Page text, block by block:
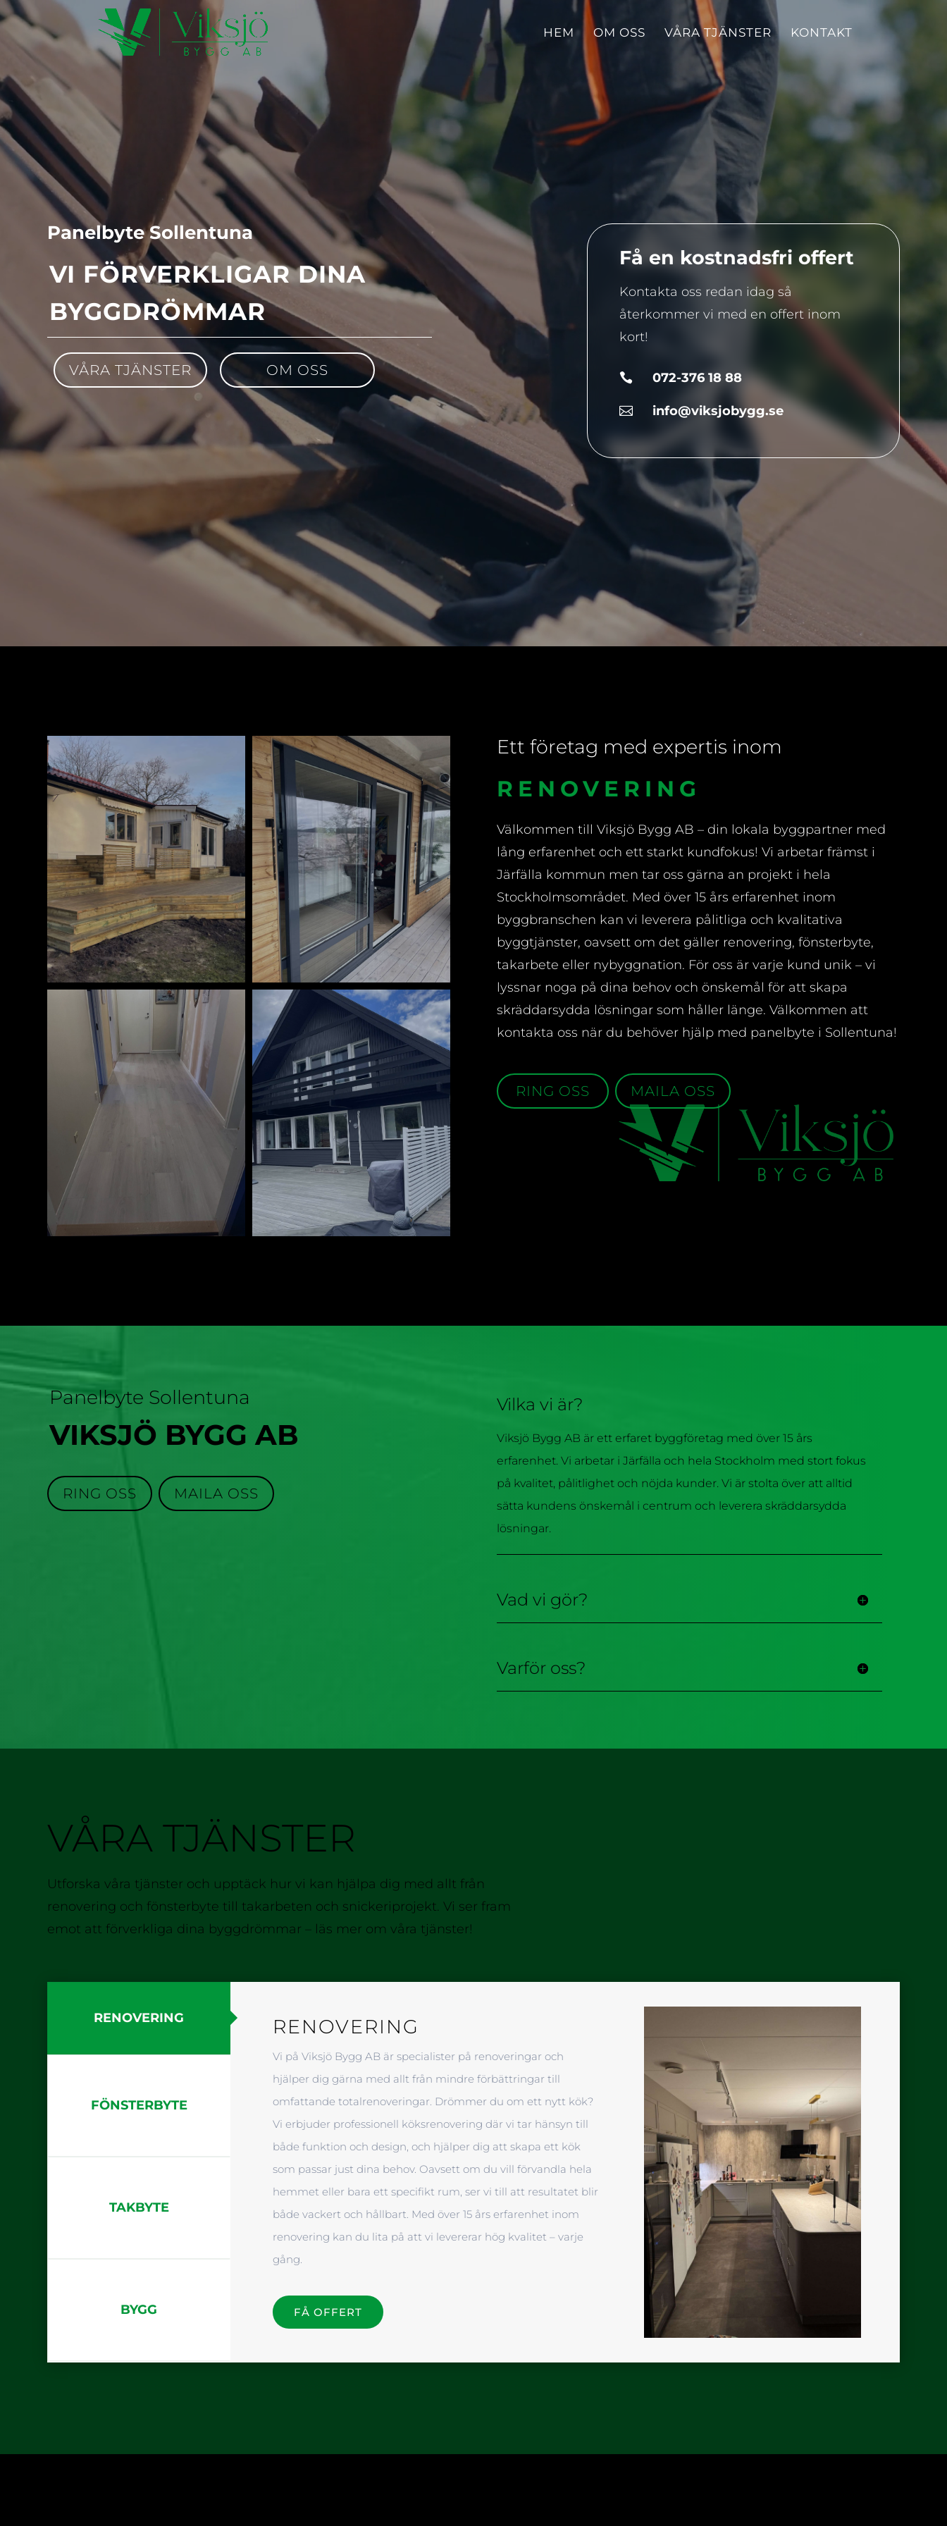
HEM OM OSS VÅRA TJÄNSTER KONTAKT
Videospelare
Panelbyte Sollentuna
VI FÖRVERKLIGAR DINA
BYGGDRÖMMAR
VÅRA TJÄNSTER OM OSS
Få en kostnadsfri offert
Kontakta oss redan idag så
återkommer vi med en offert inom
kort!
 072-376 18 88
 info@viksjobygg.se
Ett företag med expertis inom
FÖNSTERBYTE
Välkommen tillViksjö Bygg AB – din lokala byggpartner med
lång erfarenhet och ett starkt kundfokus! Vi arbetar främst i
Järfälla kommun men tar oss gärna an projekt i hela
Stockholmsområdet. Med över 15 års erfarenhet inom
byggbranschen kan vi leverera pålitliga och kvalitativa
byggtjänster, oavsett om det gäller renovering, fönsterbyte,
takarbete eller nybyggnation. För oss är varje kund unik – vi
lyssnar noga på dina behov och önskemål för att skapa
skräddarsydda lösningar som håller länge. Välkommen att
kontakta oss när du behöver hjälp med panelbyte i Sollentuna!
RING OSS MAILA OSS
Panelbyte Sollentuna
VIKSJÖ BYGG AB
RING OSS MAILA OSS
Vilka vi är?
Viksjö Bygg AB är ett erfaret byggföretag med över 15 års
erfarenhet. Vi arbetar i Järfälla och hela Stockholm med stort fokus
på kvalitet, pålitlighet och nöjda kunder. Vi är stolta över att alltid
sätta kundens önskemål i centrum och leverera skräddarsydda
lösningar.
Vad vi gör?
Varför oss?
VÅRA TJÄNSTER
Utforska våra tjänster och upptäck hur vi kan hjälpa dig med allt från
renovering och fönsterbyte till takarbeten och snickeriprojekt. Vi ser fram
emot att förverkliga dina byggdrömmar – läs mer om våra tjänster!
RENOVERING
FÖNSTERBYTE
TAKBYTE
BYGG
RENOVERING
Vi på Viksjö Bygg AB är specialister på renoveringar och
hjälper dig gärna med allt från mindre förbättringar till
omfattande totalrenoveringar. Drömmer du om ett nytt kök?
Vi erbjuder professionell köksrenovering där vi tar hänsyn till
både funktion och design, och hjälper dig att skapa ett kök
som passar just dina behov. Oavsett om du vill förvandla hela
hemmet eller bara ett specifikt rum, ser vi till att resultatet blir
både vackert och hållbart. Med över 15 års erfarenhet inom
renovering kan du lita på att vi levererar hög kvalitet – varje
gång.
FÅ OFFERT